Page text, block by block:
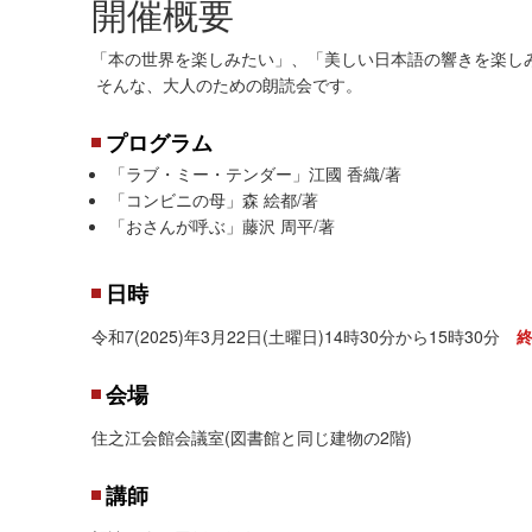
開催概要
「本の世界を楽しみたい」、「美しい日本語の響きを楽
そんな、大人のための朗読会です。
プログラム
「ラブ・ミー・テンダー」江國 香織/著
「コンビニの母」森 絵都/著
「おさんが呼ぶ」藤沢 周平/著
日時
令和7(2025)年3月22日(土曜日)14時30分から15時30分
会場
住之江会館会議室(図書館と同じ建物の2階)
講師